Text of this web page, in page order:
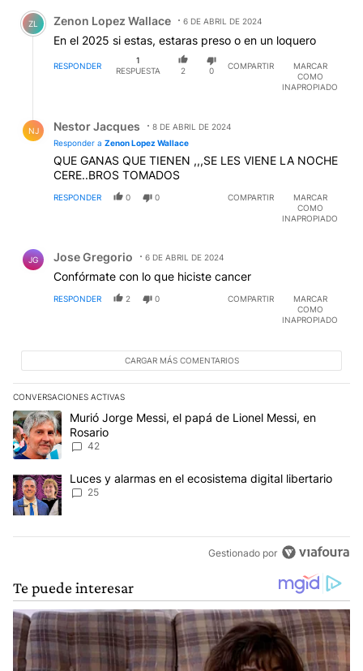
Comentario de Zenon Lopez Wallace.
ZL Zenon Lopez Wallace 6 DE ABRIL DE 2024
En el 2025 si estas, estaras preso o en un loquero
RESPONDER
1
RESPUESTA
2 0
COMPARTIR
MARCAR
COMO
INAPROPIADO
NJ Nestor Jacques
8 DE ABRIL DE 2024
Responder a Zenon Lopez Wallace
QUE GANAS QUE TIENEN ,,,SE LES VIENE LA NOCHE
CERE..BROS TOMADOS
RESPONDER 0 0 COMPARTIR
MARCAR
COMO
INAPROPIADO
JG Jose Gregorio 6 DE ABRIL DE 2024
Confórmate con lo que hiciste cancer
RESPONDER 2 0 COMPARTIR
MARCAR
COMO
INAPROPIADO
CARGAR MÁS COMENTARIOS
CONVERSACIONES ACTIVAS
Este listado muestra los artículos con más comentarios en los
Un artículo de tendencia con el título "Murió Jorge Messi, el
Murió Jorge Messi, el papá de Lionel Messi, en
Rosario
42
Un artículo de tendencia con el título "Luces y alarmas en el
Luces y alarmas en el ecosistema digital libertario
25
Gestionado por